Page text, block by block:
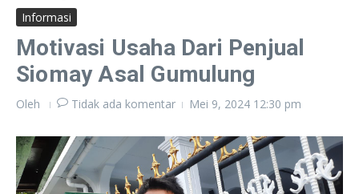
Informasi
Motivasi Usaha Dari Penjual
Siomay Asal Gumulung
Oleh Tidak ada komentar Mei 9, 2024 12:30 pm